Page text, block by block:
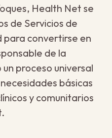
Health Net se
de Servicios de
para convertirse en
de la
proceso universal
básicas
y comunitarios